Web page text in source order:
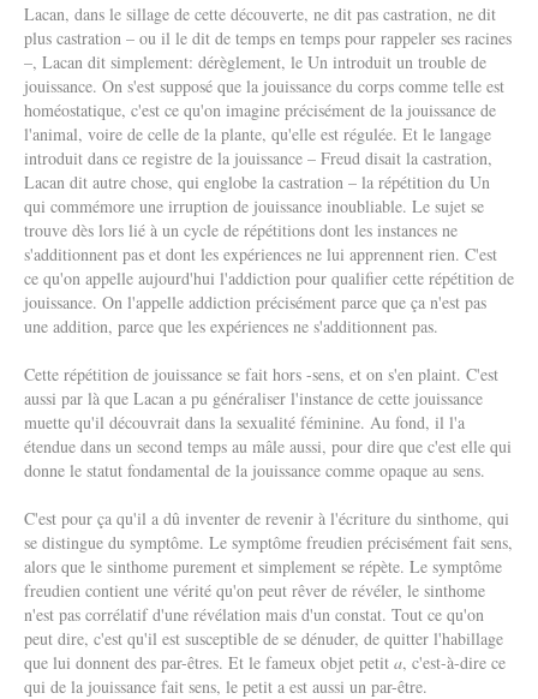
Lacan, dans le sillage de cette découverte, ne dit pas castration, ne dit
plus castration – ou il le dit de temps en temps pour rappeler ses racines
–, Lacan dit simplement: dérèglement, le Un introduit un trouble de
jouissance. On s'est supposé que la jouissance du corps comme telle est
homéostatique, c'est ce qu'on imagine précisément de la jouissance de
l'animal, voire de celle de la plante, qu'elle est régulée. Et le langage
introduit dans ce registre de la jouissance – Freud disait la castration,
Lacan dit autre chose, qui englobe la castration – la répétition du Un
qui commémore une irruption de jouissance inoubliable. Le sujet se
trouve dès lors lié à un cycle de répétitions dont les instances ne
s'additionnent pas et dont les expériences ne lui apprennent rien. C'est
ce qu'on appelle aujourd'hui l'addiction pour qualifier cette répétition de
jouissance. On l'appelle addiction précisément parce que ça n'est pas
une addition, parce que les expériences ne s'additionnent pas.
Cette répétition de jouissance se fait hors -sens, et on s'en plaint. C'est
aussi par là que Lacan a pu généraliser l'instance de cette jouissance
muette qu'il découvrait dans la sexualité féminine. Au fond, il l'a
étendue dans un second temps au mâle aussi, pour dire que c'est elle qui
donne le statut fondamental de la jouissance comme opaque au sens.
C'est pour ça qu'il a dû inventer de revenir à l'écriture du sinthome, qui
se distingue du symptôme. Le symptôme freudien précisément fait sens,
alors que le sinthome purement et simplement se répète. Le symptôme
freudien contient une vérité qu'on peut rêver de révéler, le sinthome
n'est pas corrélatif d'une révélation mais d'un constat. Tout ce qu'on
peut dire, c'est qu'il est susceptible de se dénuder, de quitter l'habillage
que lui donnent des par-êtres. Et le fameux objet petit a, c'est-à-dire ce
qui de la jouissance fait sens, le petit a est aussi un par-être.